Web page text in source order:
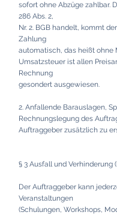
sofort ohne Abzüge zahlbar.
286 Abs. 2,
Nr. 2. BGB handelt, kommt
Zahlung
automatisch, das heißt ohne
Umsatzsteuer ist allen
Rechnung
gesondert ausgewiesen.
2. Anfallende Barauslagen,
Rechnungslegung des
Auftraggeber zusätzlich zu
§ 3 Ausfall und Verhinderung
Der Auftraggeber kann
Veranstaltungen
(Schulungen, Workshops,